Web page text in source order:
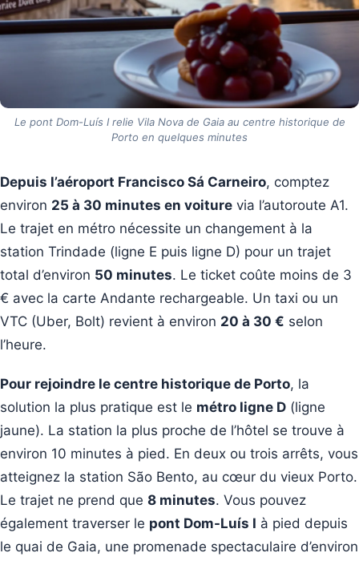
Le pont Dom-Luís I relie Vila Nova de Gaia au centre historique de
Porto en quelques minutes
Depuis l’aéroport Francisco Sá Carneiro, comptez
environ 25 à 30 minutes en voiture via l’autoroute A1.
Le trajet en métro nécessite un changement à la
station Trindade (ligne E puis ligne D) pour un trajet
total d’environ 50 minutes. Le ticket coûte moins de 3
€ avec la carte Andante rechargeable. Un taxi ou un
VTC (Uber, Bolt) revient à environ 20 à 30 € selon
l’heure.
Pour rejoindre le centre historique de Porto, la
solution la plus pratique est le métro ligne D (ligne
jaune). La station la plus proche de l’hôtel se trouve à
environ 10 minutes à pied. En deux ou trois arrêts, vous
atteignez la station São Bento, au cœur du vieux Porto.
Le trajet ne prend que 8 minutes. Vous pouvez
également traverser le pont Dom-Luís I à pied depuis
le quai de Gaia, une promenade spectaculaire d’environ